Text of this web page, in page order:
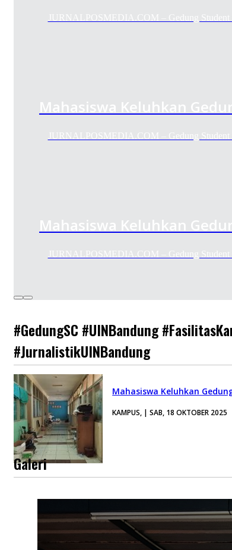
JURNALPOSMEDIA.COM – Gedung
Mahasiswa Keluhkan
JURNALPOSMEDIA.COM – Gedung
Mahasiswa Keluhkan
JURNALPOSMEDIA.COM – Gedung
#GedungSC #UINBandung
#JurnalistikUINBandung
Mahasiswa Keluhkan
KAMPUS, | SAB, 18 OKTOBER 2025
Galeri